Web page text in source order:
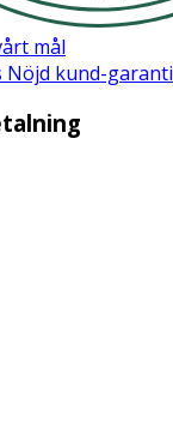
mål
Nöjd kund-garanti